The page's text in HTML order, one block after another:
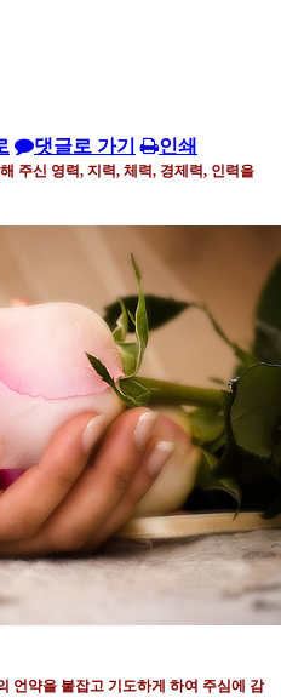
댓글로 가기 인쇄
주신 영력, 지력, 체력, 경제력, 인력을
언약을 붙잡고 기도하게 하여 주심에 감